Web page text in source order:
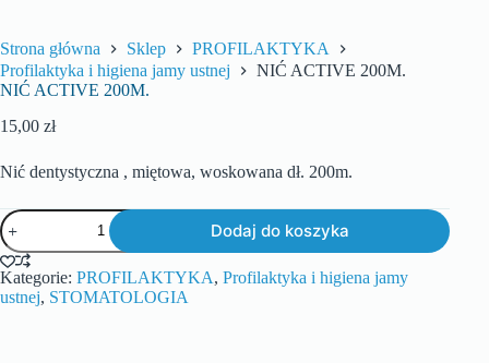
Strona główna Sklep
PROFILAKTYKA
Profilaktyka i higiena jamy ustnej
NIĆ ACTIVE 200M.
NIĆ ACTIVE 200M.
15,00 zł
Nić dentystyczna , miętowa, woskowana dł. 200m.
Dodaj do koszyka
Kategorie: PROFILAKTYKA, Profilaktyka i higiena jamy
ustnej, STOMATOLOGIA